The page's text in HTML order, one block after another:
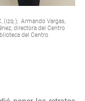
(izq.); Armando Vargas,
directora del Centro
del Centro